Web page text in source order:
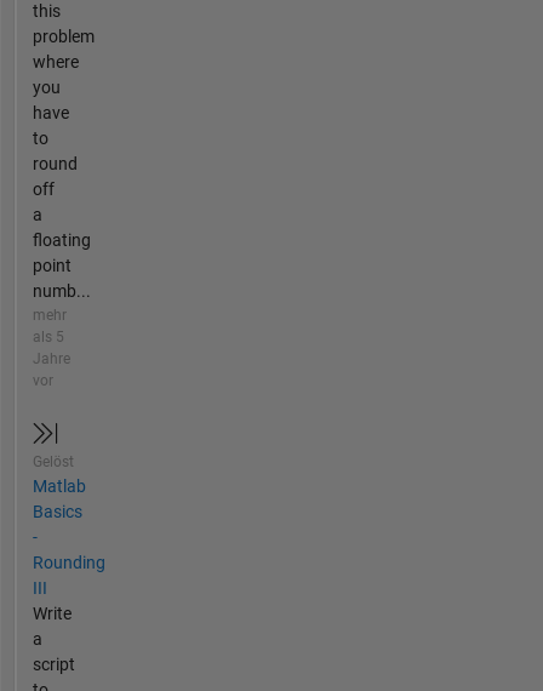
this
problem
where
you
have
to
round
off
a
floating
point
numb...
mehr
als 5
Jahre
vor
Gelöst
Matlab
Basics
-
Rounding
III
Write
a
script